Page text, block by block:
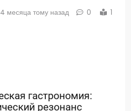
4 месяца тому назад 0
1